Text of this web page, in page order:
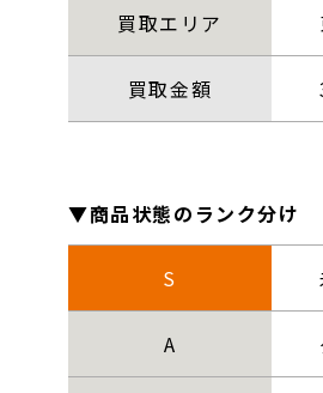
買取エリア
買取金額
▼商品状態のランク分け
S
A